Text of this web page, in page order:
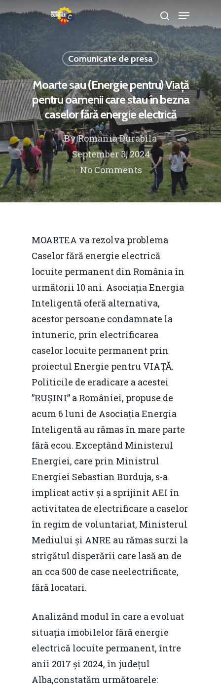
Hit enter to search or ESC to close
Comunicate de presa
Moarte sau (Energie pentru) Viață
pentru oamenii care stau în bezna
caselor fără energie electrică
ByRomania Durabila
September 3, 2024
No Comments
MOARTEA va rezolva problema
Caselor fără energie electrică
locuite permanent din România în
următorii 10 ani. Asociația Energia
Inteligentă oferă alternativa,
acestor persoane condamnate la
întuneric, prin electrificarea
caselor locuite permanent prin
proiectul Energie pentru VIAȚĂ.
Politicile de eradicare a acestei
”RUȘINI” a României, propuse de
acum 6 luni de Asociația Energia
Inteligentă au rămas în mare parte
fără ecou. Exceptând Ministerul
Energiei, care prin Ministrul
Energiei Sebastian Burduja, s-a
implicat activ și a sprijinit AEI în
activitatea de electrificare a caselor
în regim de voluntariat, Ministerul
Mediului și ANRE au rămas surzi la
strigătul disperării care lasă an de
an cca 500 de case neelectrificate,
fără locatari.
Analizând modul în care a evoluat
situația imobilelor fără energie
electrică locuite permanent, între
anii 2017 și 2024, în județul
Alba,constatăm următoarele: